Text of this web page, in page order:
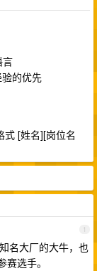
言
的优先
式 [姓名][岗位名
1
名大厂的大牛，也
选手。